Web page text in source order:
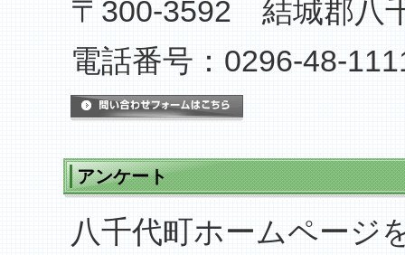
〒300-3592 結城郡八
電話番号：0296-48-
アンケート
八千代町ホームページ